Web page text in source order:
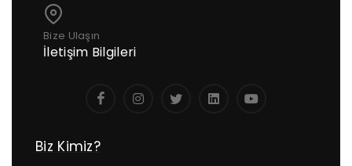
Bize Ulaşın
İletişim Bilgileri
Biz Kimiz?